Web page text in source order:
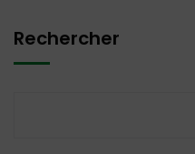
Rechercher